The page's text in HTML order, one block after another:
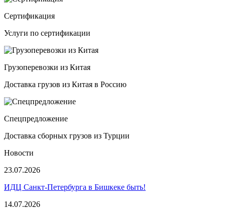
Сертификация
Услуги по сертификации
Грузоперевозки из Китая
Доставка грузов из Китая в Россию
Спецпредложение
Доставка сборных грузов из Турции
Новости
23.07.2026
ИДЦ Санкт-Петербурга в Бишкеке быть!
14.07.2026